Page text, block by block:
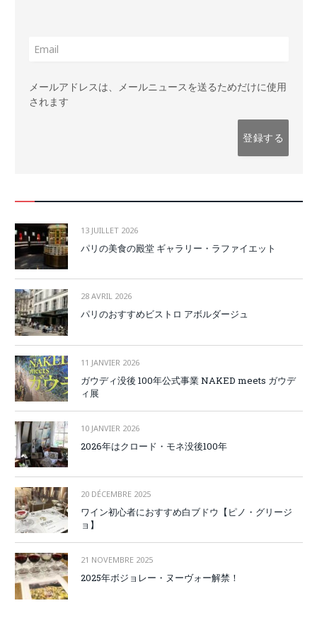
メールアドレスは、メールニュースを送るためだけに使用
されます
13 JUILLET 2026
パリの美食の殿堂 ギャラリー・ラファイエット
28 AVRIL 2026
パリのおすすめビストロ アボルダージュ
11 JANVIER 2026
ガウディ没後 100年公式事業 NAKED meets ガウデ
ィ展
10 JANVIER 2026
2026年はクロード・モネ没後100年
20 DÉCEMBRE 2025
ワイン初心者におすすめ白ブドウ【ピノ・グリージ
ョ】
21 NOVEMBRE 2025
2025年ボジョレー・ヌーヴォー解禁！